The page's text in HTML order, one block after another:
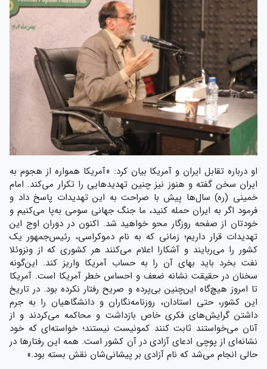
او درباره‌ تقابل ایران و آمریکا بیان کرد: «آمریکا همواره از هجوم به
ایران سخن گفته و هنوز نیز چنین تهدیدهایی را تکرار می‌کند. امام
خمینی (ره) سال‌ها پیش با صراحت به این تهدیدات پاسخ داد و
فرمود اگر به ایران حمله کنید، ما جنگ جهانی سومی به‌پا می‌کنیم و
خودتان از صفحه‌ روزگار محو خواهید شد. اکنون در دوران اوج این
تهدیدات قرار داریم؛ زمانی که به نام دموکراسی، رئیس‌جمهور یک
کشور را می‌ربایند و آشکارا اعلام می‌کنند هر کشوری که از ونزوئلا
نفت بخرد باید بهای آن را به حساب آمریکا واریز کند. این‌گونه
سخنان در حقیقت نشانه‌ ضعف و احساس خطر آمریکا است. آمریکا
تا امروز هیچ‌گاه این‌چنین بی‌پرده و صریح رفتار نکرده بود. در تاریخ
این کشور، حتی استادان، روزنامه‌نگاران و دانشگاهیان را به جرم
داشتن گرایش‌های فکری خاص بازداشت و محاکمه می‌کردند و از
آنان می‌خواستند ثابت کنند کمونیست نیستند؛ خواسته‌ای که خود
نشانه‌ای از پوچی ادعای آزادی در آن کشور است. همه‌ این رفتارها در
حالی انجام می‌شد که نام آزادی بر پیشانی‌شان نقش بسته بود.»